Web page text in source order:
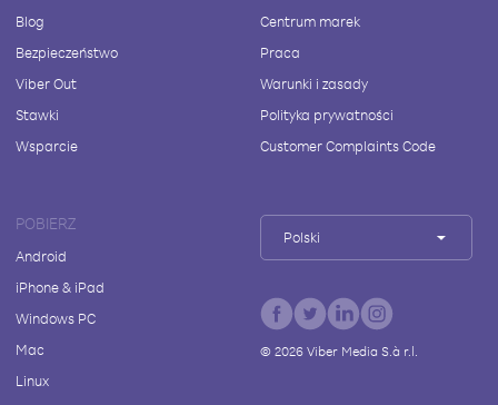
Blog
Bezpieczeństwo
Viber Out
Stawki
Wsparcie
Centrum marek
Praca
Warunki i zasady
Polityka prywatności
Customer Complaints Code
POBIERZ
Android
iPhone & iPad
Windows PC
Mac
Linux
Polski
© 2026Viber Media S.à r.l.